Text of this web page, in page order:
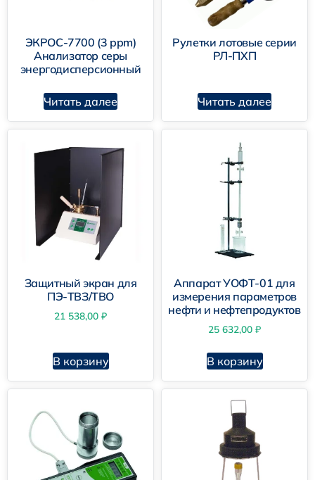
ЭКРОС-7700 (3 ppm)
Анализатор серы
энергодисперсионный
Читать далее
Рулетки лотовые серии
РЛ-ПХП
Читать далее
Защитный экран для
ПЭ-ТВЗ/ТВО
21 538,00 ₽
В корзину
Аппарат УОФТ-01 для
измерения параметров
нефти и нефтепродуктов
25 632,00 ₽
В корзину